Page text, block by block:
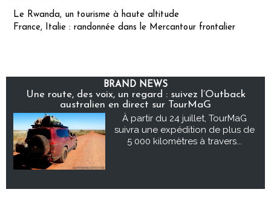
Le Rwanda, un tourisme à haute altitude
France, Italie : randonnée dans le Mercantour frontalier
BRAND NEWS
Une route, des voix, un regard : suivez l’Outback
australien en direct sur TourMaG
À partir du 24 juillet, TourMaG
suivra une expédition de plus de
5 000 kilomètres à travers...